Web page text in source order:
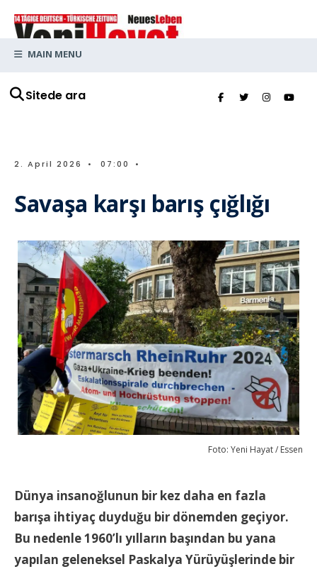
Sitede ara
MAIN MENU
2. April 2026 • 07:00 •
Savaşa karşı barış çığlığı
Foto: Yeni Hayat / Essen
Dünya insanoğlunun bir kez daha en fazla
barışa ihtiyaç duyduğu bir dönemden geçiyor.
Bu nedenle 1960’lı yılların başından bu yana
yapılan geleneksel Paskalya Yürüyüşlerinde bir